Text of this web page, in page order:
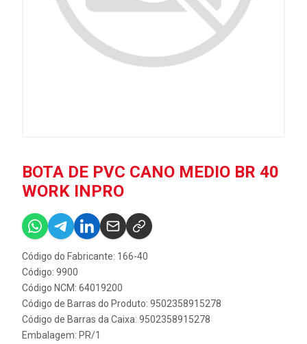
BOTA DE PVC CANO MEDIO BR 40
WORK INPRO
Código do Fabricante: 166-40
Código: 9900
Código NCM: 64019200
Código de Barras do Produto: 9502358915278
Código de Barras da Caixa: 9502358915278
Embalagem: PR/1